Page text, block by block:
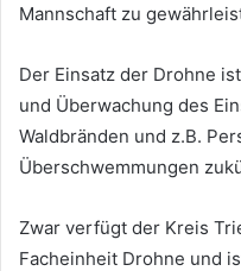
Mannschaft zu
Der Einsatz der Drohne
und Überwachung des
Waldbränden und z.B.
Überschwemmungen
Zwar verfügt der Kreis
Facheinheit Drohne und